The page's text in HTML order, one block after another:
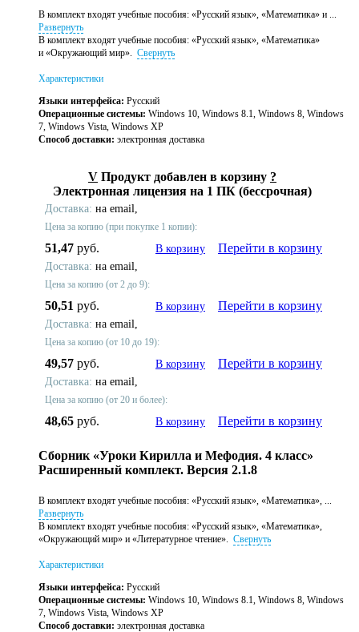
В комплект входят учебные пособия: «Русский язык», «Математика» и ...
Развернуть
В комплект входят учебные пособия: «Русский язык», «Математика»
и «Окружающий мир». Свернуть
Характеристики
Языки интерфейса: Русский
Операционные системы: Windows 10, Windows 8.1, Windows 8, Windows
7, Windows Vista, Windows XP
Способ доставки: электронная доставка
V Продукт добавлен в корзину ?
Электронная лицензия на 1 ПК (бессрочная)
Доставка: на email,
Цена за копию (при покупке 1 копии):
51,47 руб. В корзину Перейти в корзину
Доставка: на email,
Цена за копию (от 2 до 9):
50,51 руб. В корзину Перейти в корзину
Доставка: на email,
Цена за копию (от 10 до 19):
49,57 руб. В корзину Перейти в корзину
Доставка: на email,
Цена за копию (от 20 и более):
48,65 руб. В корзину Перейти в корзину
Сборник «Уроки Кирилла и Мефодия. 4 класс»
Расширенный комплект. Версия 2.1.8
В комплект входят учебные пособия: «Русский язык», «Математика», ...
Развернуть
В комплект входят учебные пособия: «Русский язык», «Математика»,
«Окружающий мир» и «Литературное чтение». Свернуть
Характеристики
Языки интерфейса: Русский
Операционные системы: Windows 10, Windows 8.1, Windows 8, Windows
7, Windows Vista, Windows XP
Способ доставки: электронная доставка